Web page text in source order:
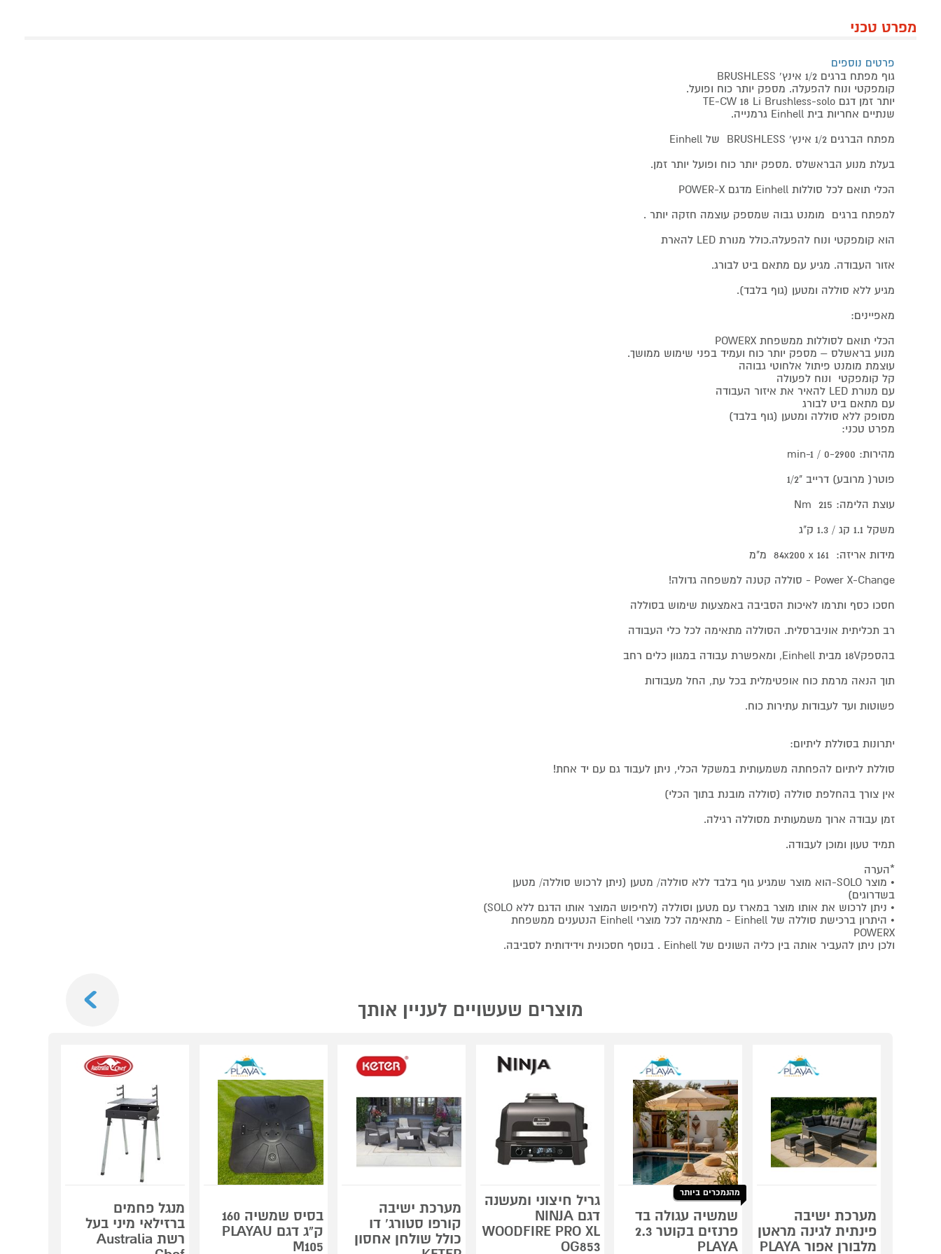
מפרט טכני
פרטים נוספים
גוף מפתח ברגים 1/2 אינץ' BRUSHLESS
קומפקטי ונוח להפעלה. מספק יותר כוח ופועל.
יותר זמן דגם TE-CW 18 Li Brushless-solo
שנתיים אחריות בית Einhell גרמנייה.
מפתח הברגים 1/2 אינץ' BRUSHLESS של Einhell
בעלת מנוע הבראשלס .מספק יותר כוח ופועל יותר זמן.
הכלי תואם לכל סוללות Einhell מדגם POWER-X
למפתח ברגים מומנט גבוה שמספק עוצמה חזקה יותר .
הוא קומפקטי ונוח להפעלה.כולל מנורת LED להארת
אזור העבודה. מגיע עם מתאם ביט לבורג.
מגיע ללא סוללה ומטען (גוף בלבד).
מאפיינים:
הכלי תואם לסוללות ממשפחת POWERX
מנוע בראשלס – מספק יותר כוח ועמיד בפני שימוש ממושך.
עוצמת מומנט פיתול אלחוטי גבוהה
קל קומפקטי ונוח לפעולה
עם מנורת LED להאיר את איזור העבודה
עם מתאם ביט לבורג
מסופק ללא סוללה ומטען (גוף בלבד)
מפרט טכני:
מהירות: 0-2900 / min-1
פוטר( מרובע) דרייב "1/2
עוצת הלימה: 215 Nm
משקל 1.1 קג / 1.3 ק"ג
מידות אריזה: 84x200 x 161 מ"מ
Power X-Change - סוללה קטנה למשפחה גדולה!
חסכו כסף ותרמו לאיכות הסביבה באמצעות שימוש בסוללה
רב תכליתית אוניברסלית. הסוללה מתאימה לכל כלי העבודה
בהספק18V מבית Einhell, ומאפשרת עבודה במגוון כלים רחב
תוך הנאה מרמת כוח אופטימלית בכל עת, החל מעבודות
פשוטות ועד לעבודות עתירות כוח.
יתרונות בסוללת ליתיום:
סוללת ליתיום להפחתה משמעותית במשקל הכלי, ניתן לעבוד גם עם יד אחת!
אין צורך בהחלפת סוללה (סוללה מובנת בתוך הכלי)
זמן עבודה ארוך משמעותית מסוללה רגילה.
תמיד טעון ומוכן לעבודה.
*הערה
• מוצר SOLO-הוא מוצר שמגיע גוף בלבד ללא סוללה/ מטען (ניתן לרכוש סוללה/ מטען
בשדרוגים)
• ניתן לרכוש את אותו מוצר במארז עם מטען וסוללה (לחיפוש המוצר אותו הדגם ללא SOLO)
• היתרון ברכישת סוללה של Einhell - מתאימה לכל מוצרי Einhell הנטענים ממשפחת
POWERX
ולכן ניתן להעביר אותה בין כליה השונים של Einhell . בנוסף חסכונית וידידותית לסביבה.
מוצרים שעשויים לעניין אותך
מערכת ישיבה
פינתית לגינה מראטן
מלבורן אפור PLAYA
מהנמכרים ביותר
שמשיה עגולה בד
פרנזים בקוטר 2.3
PLAYA
גריל חיצוני ומעשנה
דגם NINJA
WOODFIRE PRO XL
OG853
מערכת ישיבה
קורפו סטורג' דו
כולל שולחן אחסון
בסיס שמשיה 160
ק"ג דגם PLAYAU
M105
מנגל פחמים
ברזילאי מיני בעל
רשת Australia